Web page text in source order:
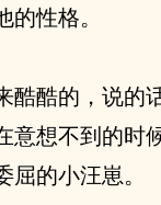
性格。
酷酷的，说的
意想不到的时
的小汪崽。